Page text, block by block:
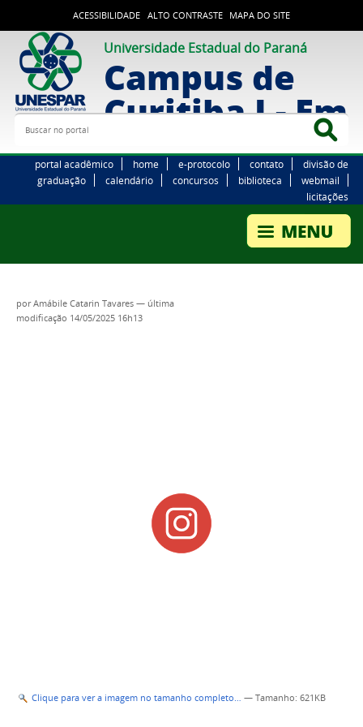
ACESSIBILIDADE ALTO CONTRASTE MAPA DO SITE
Universidade Estadual do Paraná
Campus de
Curitiba I -
Buscar no portal
portal acadêmico home e-protocolo contato
divisão de
graduação
calendário concursos biblioteca
webmail
licitações
porAmábile Catarin Tavares — última
modificação 14/05/2025 16h13
Clique para ver a imagem no tamanho completo… — Tamanho: 621KB